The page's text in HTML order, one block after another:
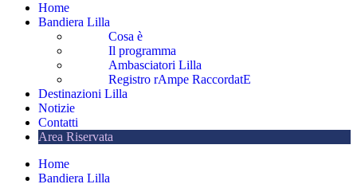
Home
Bandiera Lilla
Cosa è
Il programma
Ambasciatori Lilla
Registro rAmpe RaccordatE
Destinazioni Lilla
Notizie
Contatti
Area Riservata
Home
Bandiera Lilla